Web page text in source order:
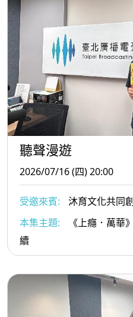
聽聲漫遊
2026/07/16 (四) 20:00
受邀來賓:
沐育文化共同
萬華》作者 施景耀
本集主題:
《上癮．萬華
續